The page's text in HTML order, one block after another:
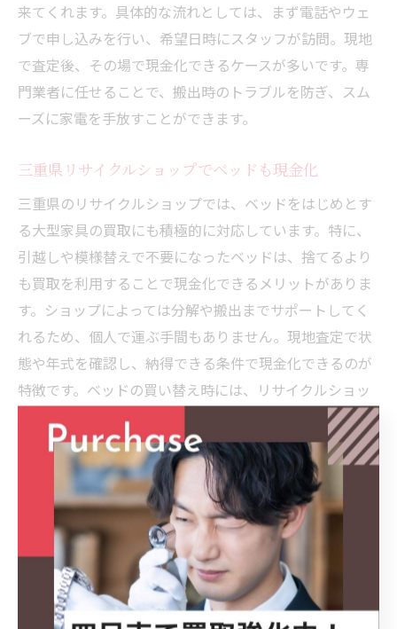
来てくれます。具体的な流れとしては、まず電話やウェ
ブで申し込みを行い、希望日時にスタッフが訪問。現地
で査定後、その場で現金化できるケースが多いです。専
門業者に任せることで、搬出時のトラブルを防ぎ、スム
ーズに家電を手放すことができます。
三重県リサイクルショップでベッドも現金化
三重県のリサイクルショップでは、ベッドをはじめとす
る大型家具の買取にも積極的に対応しています。特に、
引越しや模様替えで不要になったベッドは、捨てるより
も買取を利用することで現金化できるメリットがありま
す。ショップによっては分解や搬出までサポートしてく
れるため、個人で運ぶ手間もありません。現地査定で状
態や年式を確認し、納得できる条件で現金化できるのが
特徴です。ベッドの買い替え時には、リサイクルショッ
プの買取サービスを活用することで効率的な不用品整理
が実現します。
重い品物も任せるべき買取業者の選び方
重い家具や家電を売却する際は、信頼できる買取業者選
びが重要です。まず、出張買取や搬出サポートが充実し
ているかをチェックしましょう。三重県内には、専門ス
タッフが搬出作業を安全かつ迅速に行う業者が多数存在